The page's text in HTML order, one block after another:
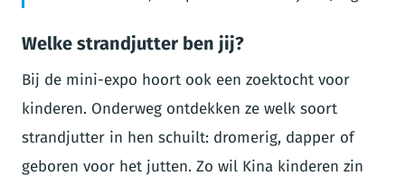
Welke strandjutter ben jij?
Bij de mini-expo hoort ook een zoektocht voor
kinderen. Onderweg ontdekken ze welk soort
strandjutter in hen schuilt: dromerig, dapper of
geboren voor het jutten. Zo wil Kina kinderen zin